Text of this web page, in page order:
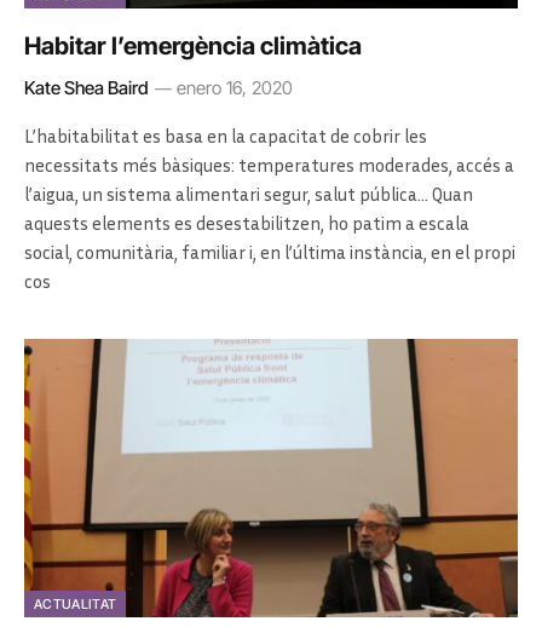
Habitar l’emergència climàtica
Kate Shea Baird enero 16, 2020
L’habitabilitat es basa en la capacitat de cobrir les
necessitats més bàsiques: temperatures moderades, accés a
l’aigua, un sistema alimentari segur, salut pública… Quan
aquests elements es desestabilitzen, ho patim a escala
social, comunitària, familiar i, en l’última instància, en el propi
cos
ACTUALITAT